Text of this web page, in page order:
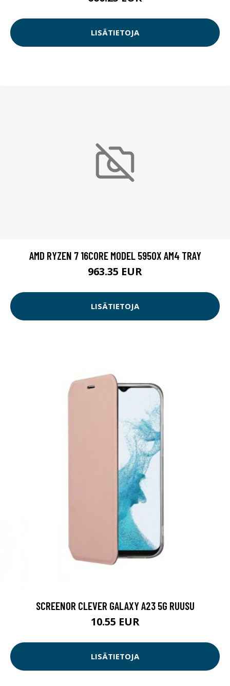
LISÄTIETOJA
AMD RYZEN 7 16CORE MODEL 5950X AM4 TRAY
963.35 EUR
LISÄTIETOJA
SCREENOR CLEVER GALAXY A23 5G RUUSU
10.55 EUR
LISÄTIETOJA